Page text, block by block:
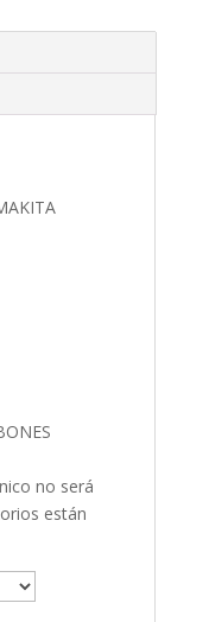
no será
están